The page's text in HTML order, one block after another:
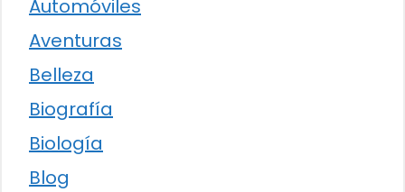
Automóviles
Aventuras
Belleza
Biografía
Biología
Blog